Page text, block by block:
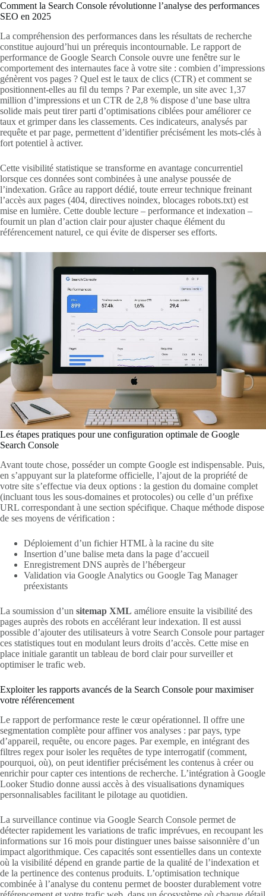
Comment la Search Console révolutionne l’analyse des performances
SEO en 2025
La compréhension des performances dans les résultats de recherche
constitue aujourd’hui un prérequis incontournable. Le rapport de
performance de Google Search Console ouvre une fenêtre sur le
comportement des internautes face à votre site : combien d’impressions
génèrent vos pages ? Quel est le taux de clics (CTR) et comment se
positionnent-elles au fil du temps ? Par exemple, un site avec 1,37
million d’impressions et un CTR de 2,8 % dispose d’une base ultra
solide mais peut tirer parti d’optimisations ciblées pour améliorer ce
taux et grimper dans les classements. Ces indicateurs, analysés par
requête et par page, permettent d’identifier précisément les mots-clés à
fort potentiel à activer.
Cette visibilité statistique se transforme en avantage concurrentiel
lorsque ces données sont combinées à une analyse poussée de
l’indexation. Grâce au rapport dédié, toute erreur technique freinant
l’accès aux pages (404, directives noindex, blocages robots.txt) est
mise en lumière. Cette double lecture – performance et indexation –
fournit un plan d’action clair pour ajuster chaque élément du
référencement naturel, ce qui évite de disperser ses efforts.
Les étapes pratiques pour une configuration optimale de Google
Search Console
Avant toute chose, posséder un compte Google est indispensable. Puis,
en s’appuyant sur la plateforme officielle, l’ajout de la propriété de
votre site s’effectue via deux options : la gestion du domaine complet
(incluant tous les sous-domaines et protocoles) ou celle d’un préfixe
URL correspondant à une section spécifique. Chaque méthode dispose
de ses moyens de vérification :
Déploiement d’un fichier HTML à la racine du site
Insertion d’une balise meta dans la page d’accueil
Enregistrement DNS auprès de l’hébergeur
Validation via Google Analytics ou Google Tag Manager
préexistants
La soumission d’un sitemap XML améliore ensuite la visibilité des
pages auprès des robots en accélérant leur indexation. Il est aussi
possible d’ajouter des utilisateurs à votre Search Console pour partager
ces statistiques tout en modulant leurs droits d’accès. Cette mise en
place initiale garantit un tableau de bord clair pour surveiller et
optimiser le trafic web.
Exploiter les rapports avancés de la Search Console pour maximiser
votre référencement
Le rapport de performance reste le cœur opérationnel. Il offre une
segmentation complète pour affiner vos analyses : par pays, type
d’appareil, requête, ou encore pages. Par exemple, en intégrant des
filtres regex pour isoler les requêtes de type interrogatif (comment,
pourquoi, où), on peut identifier précisément les contenus à créer ou
enrichir pour capter ces intentions de recherche. L’intégration à Google
Looker Studio donne aussi accès à des visualisations dynamiques
personnalisables facilitant le pilotage au quotidien.
La surveillance continue via Google Search Console permet de
détecter rapidement les variations de trafic imprévues, en recoupant les
informations sur 16 mois pour distinguer unes baisse saisonnière d’un
impact algorithmique. Ces capacités sont essentielles dans un contexte
où la visibilité dépend en grande partie de la qualité de l’indexation et
de la pertinence des contenus produits. L’optimisation technique
combinée à l’analyse du contenu permet de booster durablement votre